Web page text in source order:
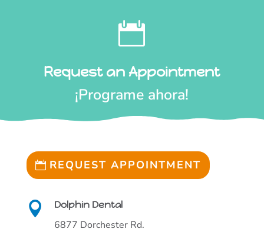

Request an Appointment
¡Programe ahora!
REQUEST APPOINTMENT
 Dolphin Dental
6877 Dorchester Rd.